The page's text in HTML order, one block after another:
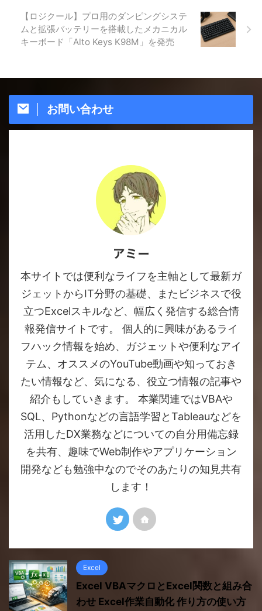
【ロジクール】プロ用のダンピングシステ
ムと拡張バッテリーを搭載したメカニカル
キーボード「Alto Keys K98M」を発売
お問い合わせ
アミー
本サイトでは便利なライフを主軸として最新ガ
ジェットからIT分野の基礎、またビジネスで役
立つExcelスキルなど、幅広く発信する総合情
報発信サイトです。 個人的に興味があるライ
フハック情報を始め、ガジェットや便利なアイ
テム、オススメのYouTube動画や知っておき
たい情報など、気になる、役立つ情報の記事や
紹介もしていきます。 本業関連ではVBAや
SQL、Pythonなどの言語学習とTableauなどを
活用したDX業務などについての自分用備忘録
を共有、趣味でWeb制作やアプリケーション
開発なども勉強中なのでそのあたりの知見共有
します！
Excel
Excel VBAマクロとExcel関数と組み合
わせ Excel作業自動化 作り方の使い方